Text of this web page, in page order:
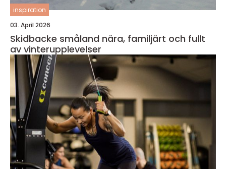
inspiration
03. April 2026
Skidbacke småland nära, familjärt och fullt
av vinterupplevelser